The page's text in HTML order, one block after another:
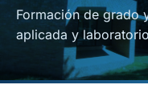
Formación de grado
aplicada y